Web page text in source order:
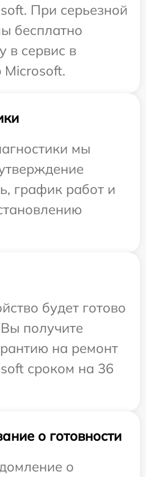
При серьезной
бесплатно
в сервис в
Microsoft.
мы
график работ и
будет готово
получите
на ремонт
сроком на 36
о готовности
о